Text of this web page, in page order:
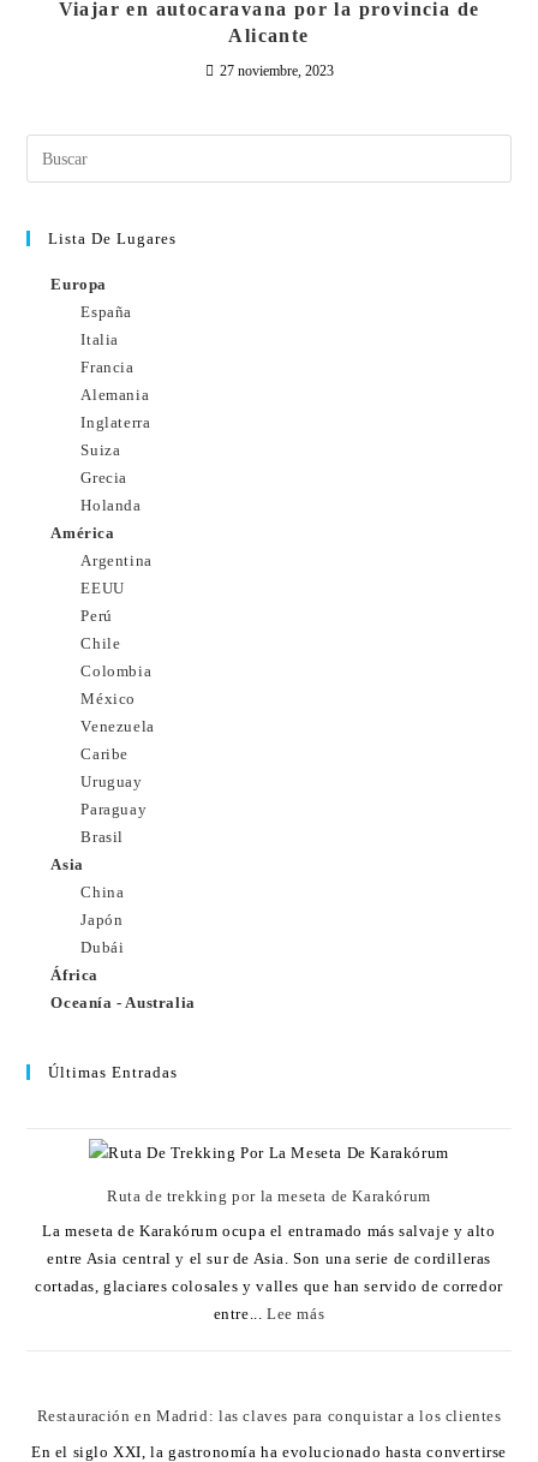
Viajar en autocaravana por la provincia de
Alicante
27 noviembre, 2023
Lista De Lugares
Europa
España
Italia
Francia
Alemania
Inglaterra
Suiza
Grecia
Holanda
América
Argentina
EEUU
Perú
Chile
Colombia
México
Venezuela
Caribe
Uruguay
Paraguay
Brasil
Asia
China
Japón
Dubái
África
Oceanía - Australia
Últimas Entradas
Ruta de trekking por la meseta de Karakórum
La meseta de Karakórum ocupa el entramado más salvaje y alto
entre Asia central y el sur de Asia. Son una serie de cordilleras
cortadas, glaciares colosales y valles que han servido de corredor
entre...Lee más
Restauración en Madrid: las claves para conquistar a los clientes
En el siglo XXI, la gastronomía ha evolucionado hasta convertirse